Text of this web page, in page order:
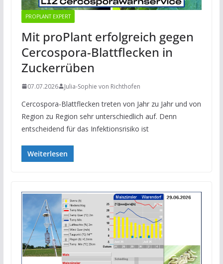
PROPLANT EXPERT
Mit proPlant erfolgreich gegen
Cercospora-Blattflecken in
Zuckerrüben
07.07.2026 Julia-Sophie von Richthofen
Cercospora-Blattflecken treten von Jahr zu Jahr und von
Region zu Region sehr unterschiedlich auf. Denn
entscheidend für das Infektionsrisiko ist
Weiterlesen